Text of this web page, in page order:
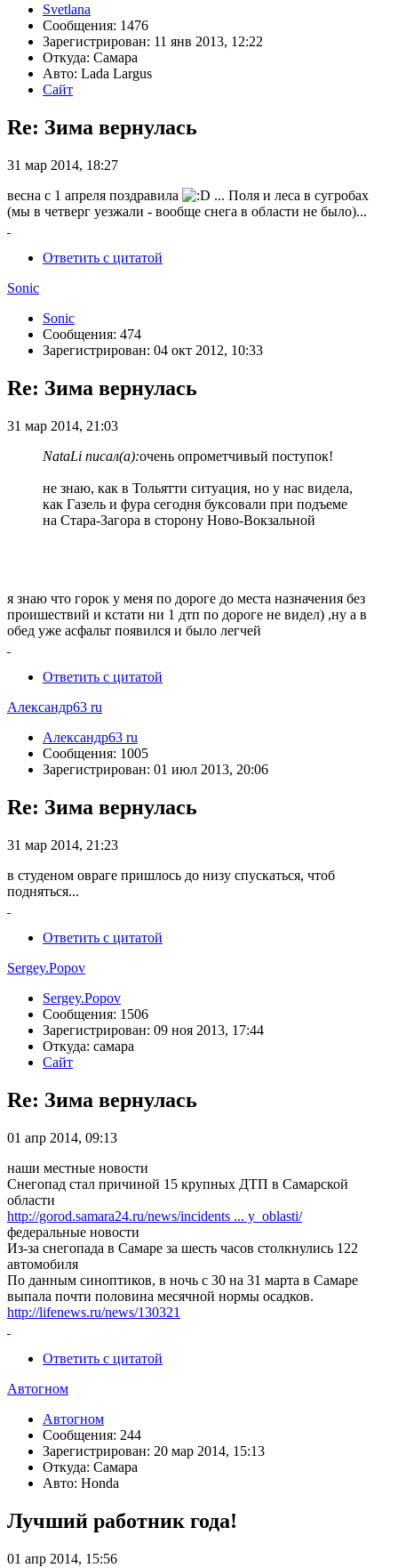
Svetlana
Сообщения: 1476
Зарегистрирован: 11 янв 2013, 12:22
Откуда: Самара
Авто: Lada Largus
Сайт
Re: Зима вернулась
31 мар 2014, 18:27
весна с 1 апреля поздравила
... Поля и леса в сугробах
(мы в четверг уезжали - вообще снега в области не было)...
Ответить с цитатой
Sonic
Sonic
Сообщения: 474
Зарегистрирован: 04 окт 2012, 10:33
Re: Зима вернулась
31 мар 2014, 21:03
NataLi писал(а):очень опрометчивый поступок!
не знаю, как в Тольятти ситуация, но у нас видела,
как Газель и фура сегодня буксовали при подъеме
на Стара-Загора в сторону Ново-Вокзальной
я знаю что горок у меня по дороге до места назначения без
проишествий и кстати ни 1 дтп по дороге не видел) ,ну а в
обед уже асфальт появился и было легчей
Ответить с цитатой
Александр63 ru
Александр63 ru
Сообщения: 1005
Зарегистрирован: 01 июл 2013, 20:06
Re: Зима вернулась
31 мар 2014, 21:23
в студеном овраге пришлось до низу спускаться, чтоб
подняться...
Ответить с цитатой
Sergey.Popov
Sergey.Popov
Сообщения: 1506
Зарегистрирован: 09 ноя 2013, 17:44
Откуда: самара
Сайт
Re: Зима вернулась
01 апр 2014, 09:13
наши местные новости
Снегопад стал причиной 15 крупных ДТП в Самарской
области
http://gorod.samara24.ru/news/incidents ... y_oblasti/
федеральные новости
Из-за снегопада в Самаре за шесть часов столкнулись 122
автомобиля
По данным синоптиков, в ночь с 30 на 31 марта в Самаре
выпала почти половина месячной нормы осадков.
http://lifenews.ru/news/130321
Ответить с цитатой
Автогном
Автогном
Сообщения: 244
Зарегистрирован: 20 мар 2014, 15:13
Откуда: Самара
Авто: Honda
Лучший работник года!
01 апр 2014, 15:56